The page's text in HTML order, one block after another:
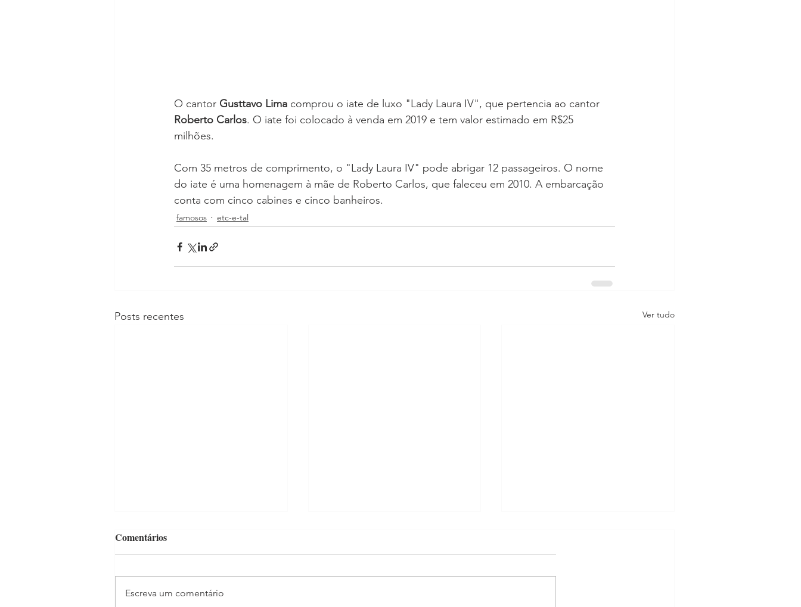
O cantor Gusttavo Lima comprou o iate de luxo "Lady Laura IV", que pertencia ao cantor
Roberto Carlos. O iate foi colocado à venda em 2019 e tem valor estimado em R$25
milhões.
Com 35 metros de comprimento, o "Lady Laura IV" pode abrigar 12 passageiros. O nome
do iate é uma homenagem à mãe de Roberto Carlos, que faleceu em 2010. A embarcação
conta com cinco cabines e cinco banheiros.
famosos etc-e-tal
Posts recentes Ver tudo
Comentários
Escreva um comentário